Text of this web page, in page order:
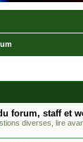
forum, staff et
diverses, lire